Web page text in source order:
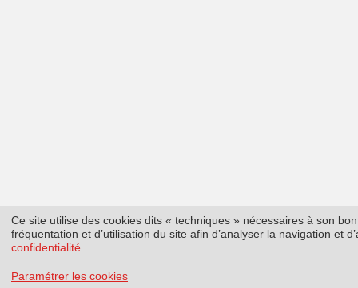
Ce site utilise des cookies dits « techniques » nécessaires à son
fréquentation et d’utilisation du site afin d’analyser la navigation et
confidentialité
Paramétrer les cookies